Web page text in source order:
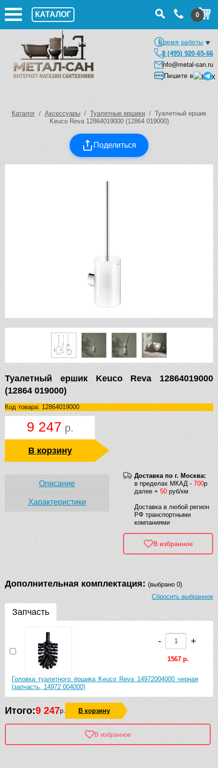
КАТАЛОГ 0
Время работы
8 (495) 920-65-66
info@metal-san.ru
Пишите в
Каталог / Аксессуары / Туалетные ершики / Туалетный ершик
Keuco Reva 12864019000 (12864 019000)
Поделиться
Туалетный ершик Keuco Reva 12864019000
(12864 019000)
Код товара: 12864019000
9 247 р.
В корзину
Доставка по г. Москва:
в пределах МКАД - 700р
далее + 50 руб/км
Доставка в любой регион
РФ транспортными
компаниями
В избранное
Описание
Характеристики
Дополнительная комплектация: (выбрано 0)
Сбросить выбранное
Запчасть
Головка туалетного ёршика Keuco Reva 14972004000 черная
(запчасть, 14972 004000)
- +
1567 р.
Итого:9 247р. В корзину
В избранное